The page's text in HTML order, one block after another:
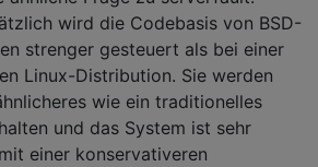
wird die Codebasis von BSD-
strenger gesteuert als bei einer
Linux-Distribution. Sie werden
wie ein traditionelles
und das System ist sehr
einer konservativeren